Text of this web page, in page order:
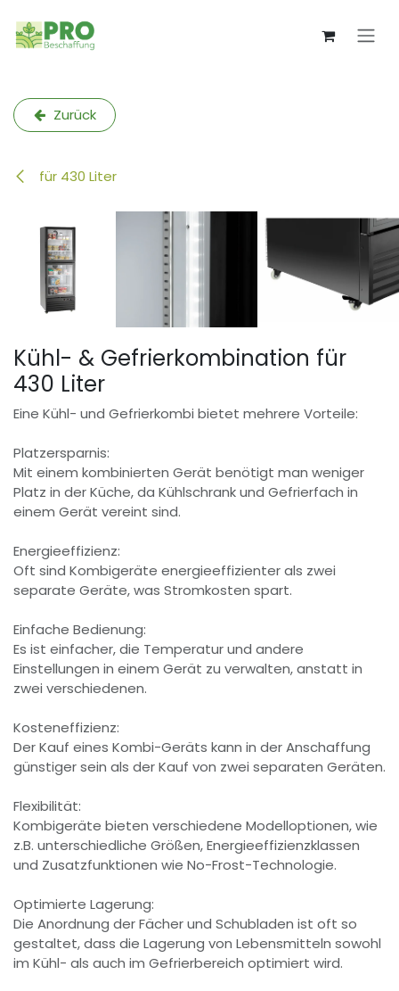
Zurück
für 430 Liter
Kühl- & Gefrierkombination für
430 Liter
Eine Kühl- und Gefrierkombi bietet mehrere Vorteile:
Platzersparnis:
Mit einem kombinierten Gerät benötigt man weniger
Platz in der Küche, da Kühlschrank und Gefrierfach in
einem Gerät vereint sind.
Energieeffizienz:
Oft sind Kombigeräte energieeffizienter als zwei
separate Geräte, was Stromkosten spart.
Einfache Bedienung:
Es ist einfacher, die Temperatur und andere
Einstellungen in einem Gerät zu verwalten, anstatt in
zwei verschiedenen.
Kosteneffizienz:
Der Kauf eines Kombi-Geräts kann in der Anschaffung
günstiger sein als der Kauf von zwei separaten Geräten.
Flexibilität:
Kombigeräte bieten verschiedene Modelloptionen, wie
z.B. unterschiedliche Größen, Energieeffizienzklassen
und Zusatzfunktionen wie No-Frost-Technologie.
Optimierte Lagerung:
Die Anordnung der Fächer und Schubladen ist oft so
gestaltet, dass die Lagerung von Lebensmitteln sowohl
im Kühl- als auch im Gefrierbereich optimiert wird.